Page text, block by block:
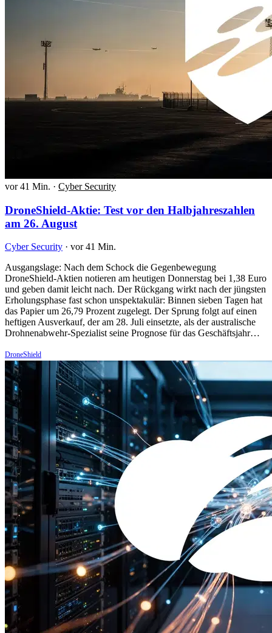
vor 41 Min. · Cyber Security
DroneShield-Aktie: Test vor den Halbjahreszahlen
am 26. August
Cyber Security · vor 41 Min.
Ausgangslage: Nach dem Schock die Gegenbewegung
DroneShield-Aktien notieren am heutigen Donnerstag bei 1,38 Euro
und geben damit leicht nach. Der Rückgang wirkt nach der jüngsten
Erholungsphase fast schon unspektakulär: Binnen sieben Tagen hat
das Papier um 26,79 Prozent zugelegt. Der Sprung folgt auf einen
heftigen Ausverkauf, der am 28. Juli einsetzte, als der australische
Drohnenabwehr-Spezialist seine Prognose für das Geschäftsjahr…
DroneShield